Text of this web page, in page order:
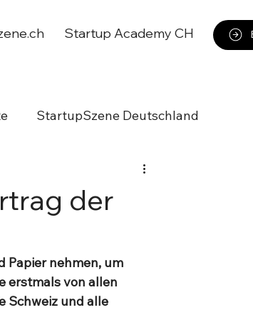
Startup Academy CH
StartupSzene Deutschland
der
Papier nehmen, um
erstmals von allen
Schweiz und alle